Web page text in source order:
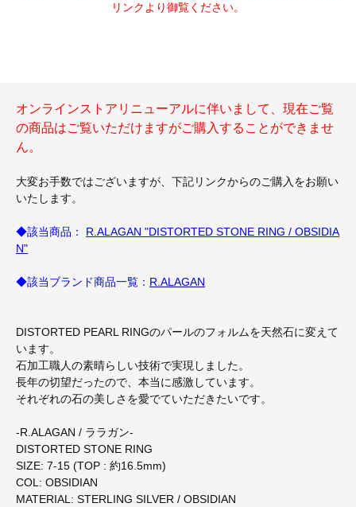
リンクより御覧ください。
オンラインストアリニューアルに伴いまして、現在ご覧
の商品はご覧いただけますがご購入することができませ
ん。
大変お手数ではございますが、下記リンクからのご購入をお願い
いたします。
◆該当商品： R.ALAGAN "DISTORTED STONE RING / OBSIDIA
N"
◆該当ブランド商品一覧： R.ALAGAN
DISTORTED PEARL RINGのパールのフォルムを天然石に変えて
います。
石加工職人の素晴らしい技術で実現しました。
⻑年の切望だったので、本当に感激しています。
それぞれの石の美しさを愛でていただきたいです。
-R.ALAGAN / ララガン-
DISTORTED STONE RING
SIZE: 7-15 (TOP : 約16.5mm)
COL: OBSIDIAN
MATERIAL: STERLING SILVER / OBSIDIAN